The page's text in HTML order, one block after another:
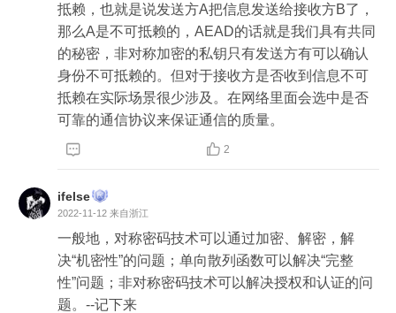
抵赖，也就是说发送方A把信息发送给接收方B了，
那么A是不可抵赖的，AEAD的话就是我们具有共同
的秘密，非对称加密的私钥只有发送方有可以确认
身份不可抵赖的。但对于接收方是否收到信息不可
抵赖在实际场景很少涉及。在网络里面会选中是否
可靠的通信协议来保证通信的质量。
  2
ifelse
2022-11-12 来自浙江
一般地，对称密码技术可以通过加密、解密，解
决“机密性”的问题；单向散列函数可以解决“完整
性”问题；非对称密码技术可以解决授权和认证的问
题。--记下来